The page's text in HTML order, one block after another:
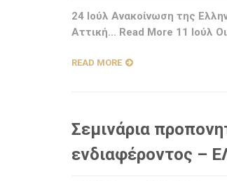
24 Ιούλ Ανακοίνωση της
Αττική… Read More 11 Ιούλ
READ MORE
Σεμινάρια
ενδιαφέροντος –